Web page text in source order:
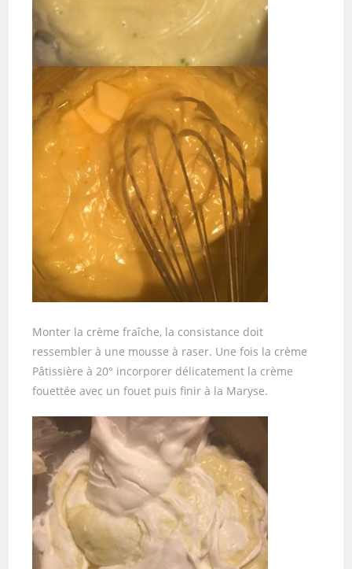
Monter la crème fraîche, la consistance doit
ressembler à une mousse à raser. Une fois la crème
Pâtissière à 20° incorporer délicatement la crème
fouettée avec un fouet puis finir à la Maryse.